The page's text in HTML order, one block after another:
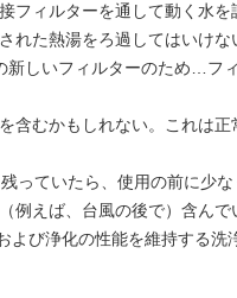
フィルターを通して動く水を
れた熱湯をろ過してはいけな
新しいフィルターのため…
含むかもしれない。これは
っていたら、使用の前に少
例えば、台風の後で）含ん
び浄化の性能を維持する洗